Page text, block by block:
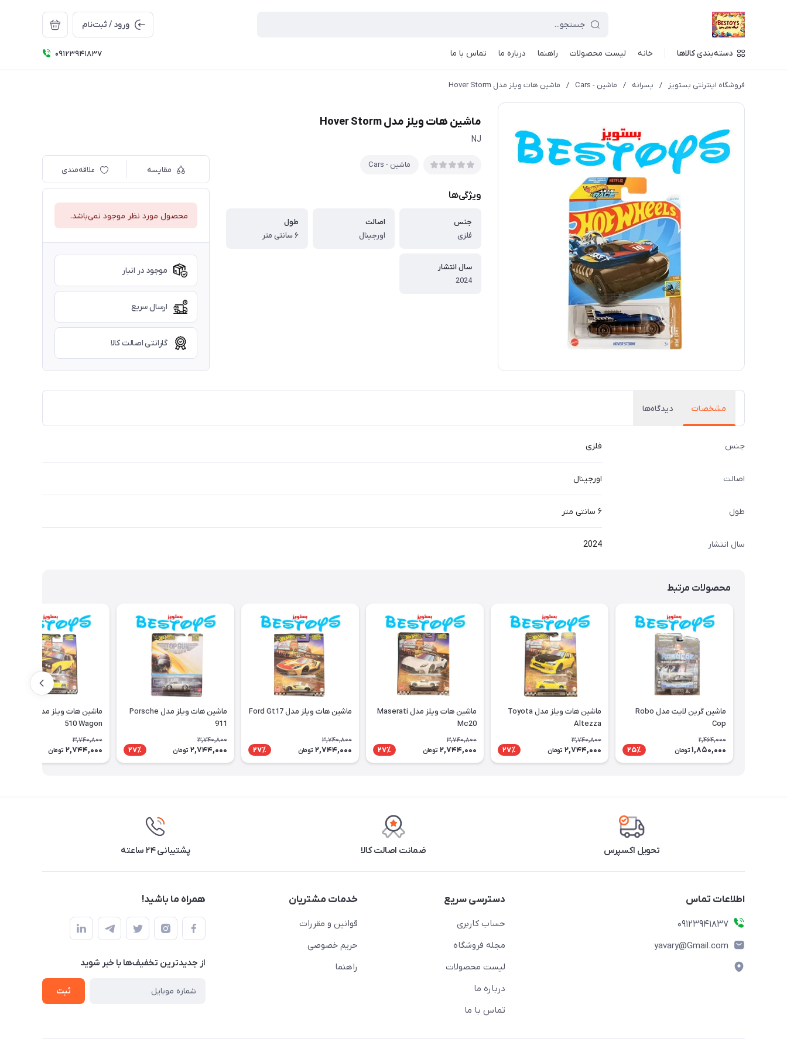
ورود / ثبت‌نام
دسته‌بندی کالاها خانه لیست محصولات راهنما درباره ما تماس با ما 09123941837
فروشگاه اینترنتی بستویز / پسرانه / ماشین - Cars / ماشین هات ویلز مدل Hover Storm
ماشین هات ویلز مدل Hover Storm
NJ
ماشین - Cars
ویژگی‌ها
جنس
فلزی
اصالت
اورجینال
طول
۶ سانتی متر
سال انتشار
2024
مقایسه علاقه‌مندی
محصول مورد نظر موجود نمی‌باشد.
موجود در انبار
ارسال سریع
گارانتی اصالت کالا
مشخصات دیدگاه‌ها
جنس فلزی
اصالت اورجینال
طول ۶ سانتی متر
سال انتشار 2024
محصولات مرتبط
ماشین گرین لایت مدل Robo
Cop
2,464,000
1,850,000 تومان 25٪
ماشین هات ویلز مدل Toyota
Altezza
3,740,800
2,744,000 تومان 27٪
ماشین هات ویلز مدل Maserati
Mc20
3,740,800
2,744,000 تومان 27٪
ماشین هات ویلز مدل Ford Gt17
3,740,800
2,744,000 تومان 27٪
ماشین هات ویلز مدل Porsche
911
3,740,800
2,744,000 تومان 27٪
510 Wagon
3,740,800
2,744,000 تومان
تحویل اکسپرس ضمانت اصالت کالا پشتیبانی ۲۴ ساعته
اطلاعات تماس
09123941837
yavary@Gmail.com
دسترسی سریع
حساب کاربری
مجله فروشگاه
لیست محصولات
درباره ما
تماس با ما
خدمات مشتریان
قوانین و مقررات
حریم خصوصی
راهنما
همراه ما باشید!
از جدید‌ترین تخفیف‌ها با‌ خبر شوید
ثبت